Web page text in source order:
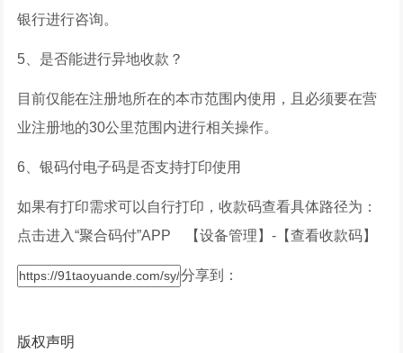
银行进行咨询。
5、是否能进行异地收款？
目前仅能在注册地所在的本市范围内使用，且必须要在营
业注册地的30公里范围内进行相关操作。
6、银码付电子码是否支持打印使用
如果有打印需求可以自行打印，收款码查看具体路径为：
点击进入“聚合码付”APP 【设备管理】-【查看收款码】
分享到：
版权声明